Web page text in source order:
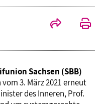
Sachsen (SBB)
3. März 2021 erneut
des Inneren, Prof.